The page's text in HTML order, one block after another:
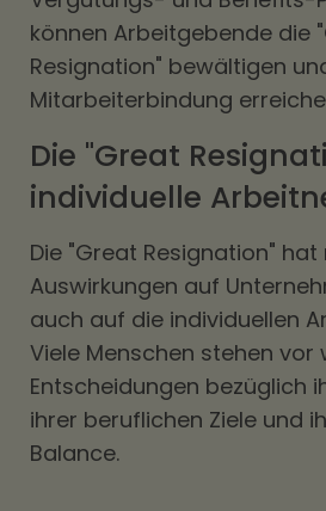
können Arbeitgebende die
Resignation" bewältigen
Mitarbeiterbindung
Die "Great
individuelle
Die "Great Resignation" hat
Auswirkungen auf
auch auf die individuellen
Viele Menschen stehen vor
Entscheidungen bezüglich
ihrer beruflichen Ziele und
Balance.